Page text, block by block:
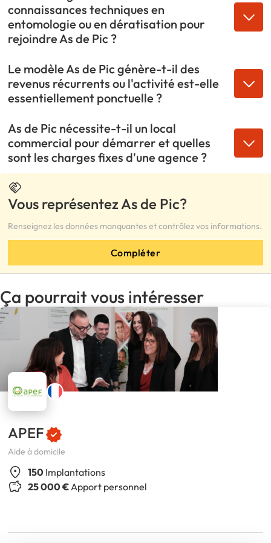
connaissances techniques en
entomologie ou en dératisation pour
rejoindre As de Pic ?
Le modèle As de Pic génère-t-il des
revenus récurrents ou l'activité est-elle
essentiellement ponctuelle ?
As de Pic nécessite-t-il un local
commercial pour démarrer et quelles
sont les charges fixes d'une agence ?
Vous représentez As de Pic?
Renseignez les données manquantes et contrôlez vos informations.
Compléter
Ça pourrait vous intéresser
APEF
Aide à domicile
150 Implantations
25 000 € Apport personnel